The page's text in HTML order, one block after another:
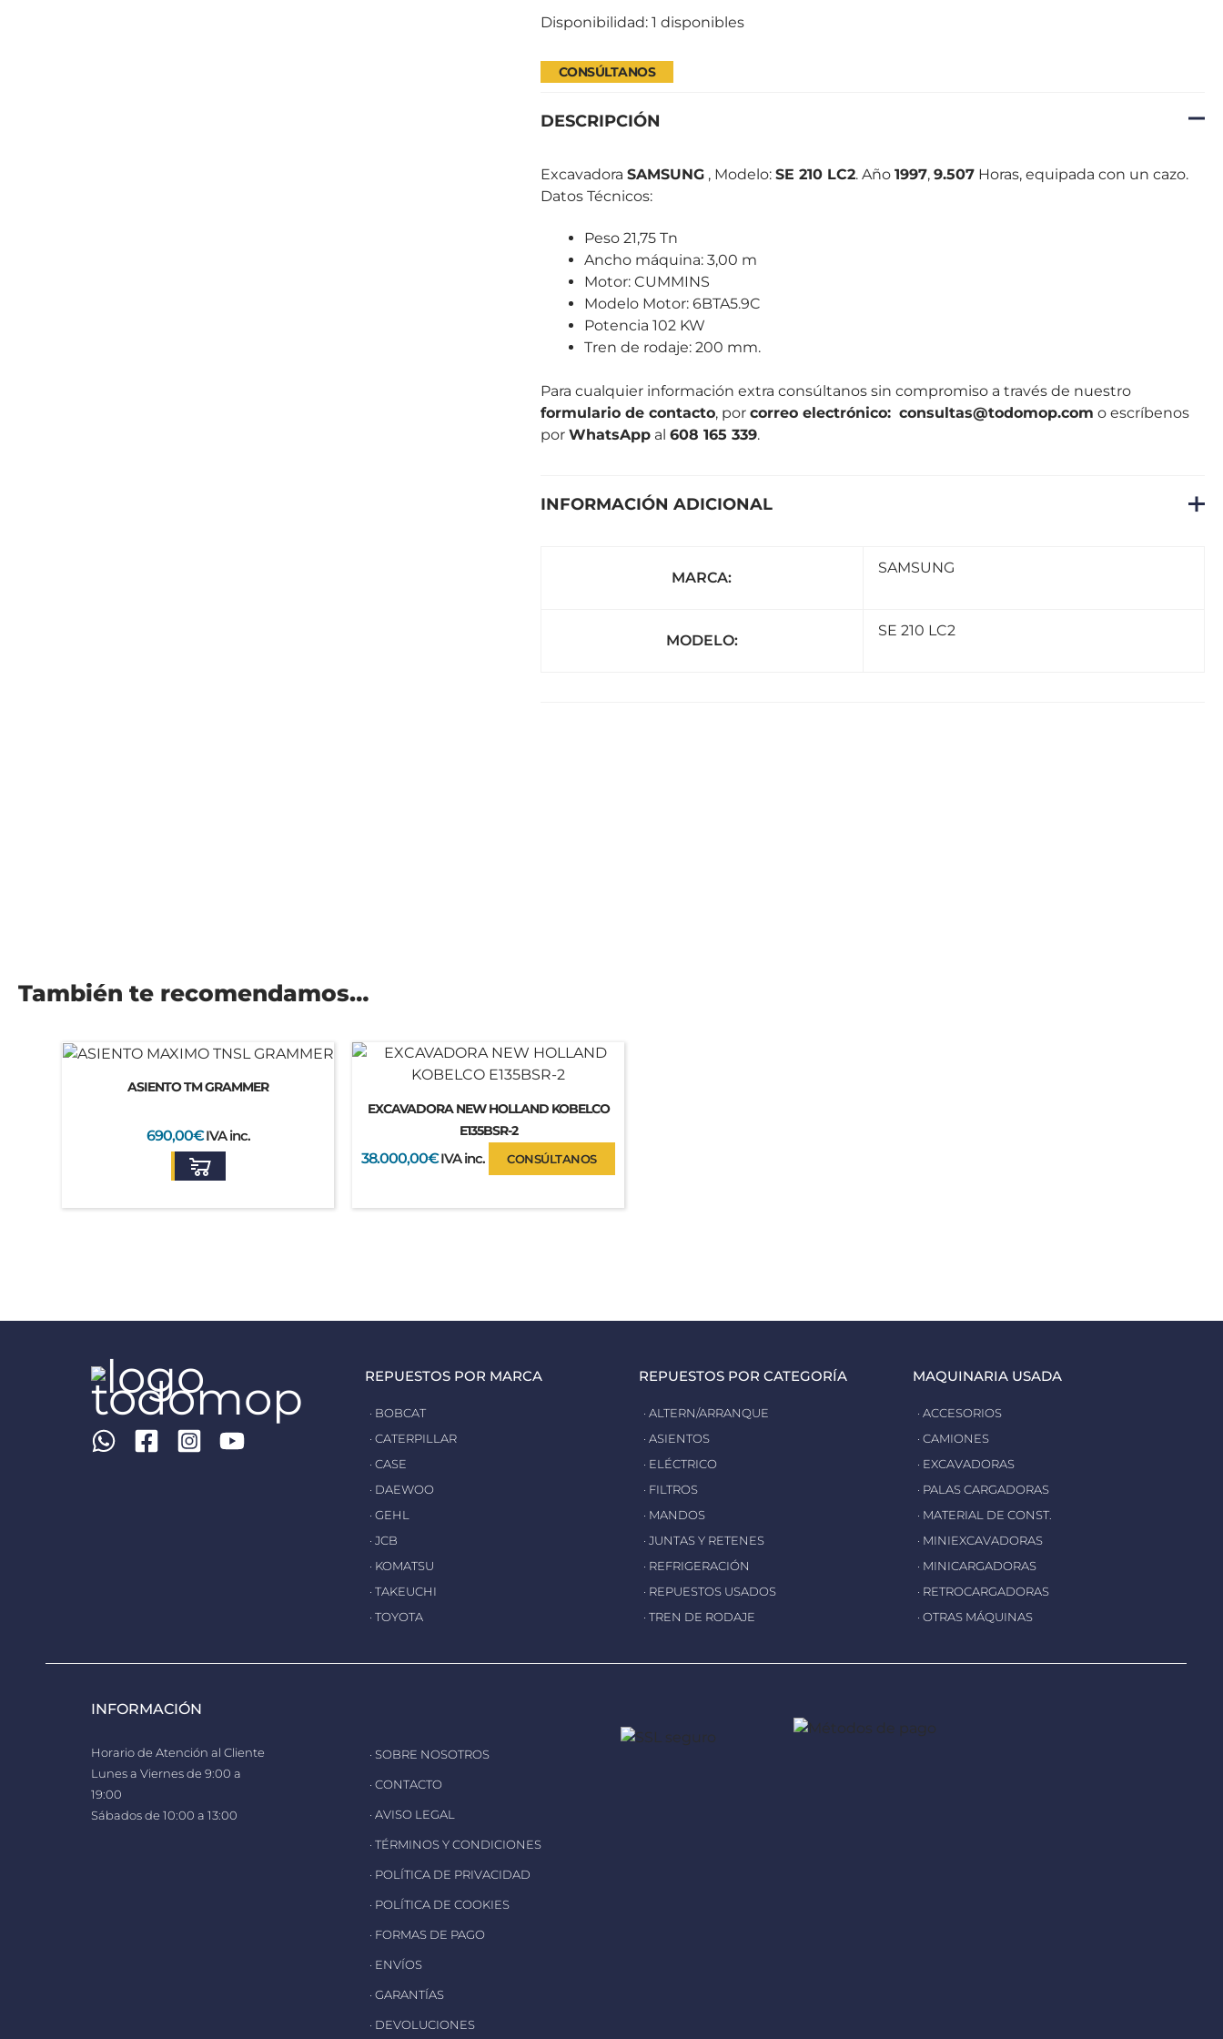
Disponibilidad: 1 disponibles
CONSÚLTANOS
DESCRIPCIÓN
Excavadora SAMSUNG, Modelo: SE 210 LC2. Año 1997, 9.507Horas, equipada con un cazo.
Datos Técnicos:
Peso 21,75 Tn
Ancho máquina: 3,00 m
Motor: CUMMINS
Modelo Motor: 6BTA5.9C
Potencia 102 KW
Tren de rodaje: 200 mm.
Para cualquier información extra consúltanos sin compromiso a través de nuestro
formulario de contacto, por correo electrónico: consultas@todomop.com o escríbenos
por WhatsAppal 608 165 339.
INFORMACIÓN ADICIONAL
MARCA:
SAMSUNG
MODELO:
SE 210 LC2
También te recomendamos…
ASIENTO TM GRAMMER
690,00€IVA inc.
EXCAVADORA NEW HOLLAND KOBELCO
E135BSR-2
38.000,00€IVA inc. CONSÚLTANOS
REPUESTOS POR MARCA
· BOBCAT
· CATERPILLAR
· CASE
· DAEWOO
· GEHL
· JCB
· KOMATSU
· TAKEUCHI
· TOYOTA
REPUESTOS POR CATEGORÍA
· ALTERN/ARRANQUE
· ASIENTOS
· ELÉCTRICO
· FILTROS
· MANDOS
· JUNTAS Y RETENES
· REFRIGERACIÓN
· REPUESTOS USADOS
· TREN DE RODAJE
MAQUINARIA USADA
· ACCESORIOS
· CAMIONES
· EXCAVADORAS
· PALAS CARGADORAS
· MATERIAL DE CONST.
· MINIEXCAVADORAS
· MINICARGADORAS
· RETROCARGADORAS
· OTRAS MÁQUINAS
INFORMACIÓN
Horario de Atención al Cliente
Lunes a Viernes de 9:00 a
19:00
Sábados de 10:00 a 13:00
· SOBRE NOSOTROS
· CONTACTO
· AVISO LEGAL
· TÉRMINOS Y CONDICIONES
· POLÍTICA DE PRIVACIDAD
· POLÍTICA DE COOKIES
· FORMAS DE PAGO
· ENVÍOS
· GARANTÍAS
· DEVOLUCIONES